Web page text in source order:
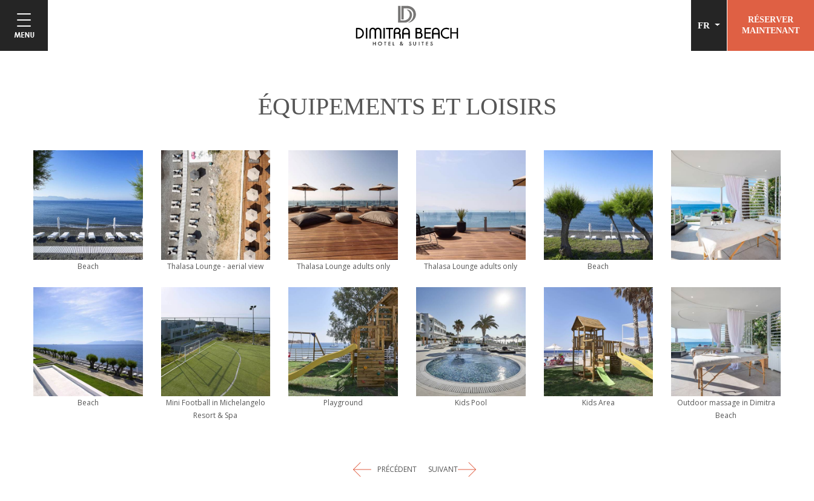
FR
RÉSERVER
MAINTENANT
ÉQUIPEMENTS ET LOISIRS
Beach Thalasa Lounge - aerial view Thalasa Lounge adults only Thalasa Lounge adults only Beach
Beach
Mini Football in Michelangelo
Resort & Spa
Playground Kids Pool Kids Area
Outdoor massage in Dimitra
Beach
PRÉCÉDENT SUIVANT